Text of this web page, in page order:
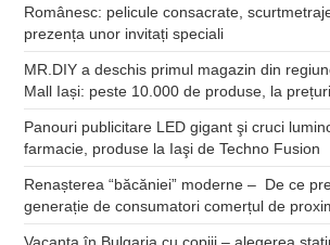
Românesc: pelicule consacrate,
prezența unor invitați speciali
MR.DIY a deschis primul magazin din
Mall Iași: peste 10.000 de produse, la
Panouri publicitare LED gigant şi cruci
farmacie, produse la Iaşi de Techno Fusion
Renașterea “băcăniei” moderne – De ce
generație de consumatori comerțul de